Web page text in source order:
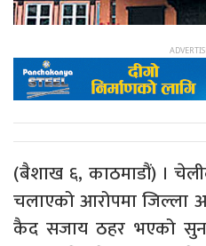
(बैशाख ६, काठमाडौं) ।
चलाएको आरोपमा जिल्ला
कैद सजाय ठहर भएको